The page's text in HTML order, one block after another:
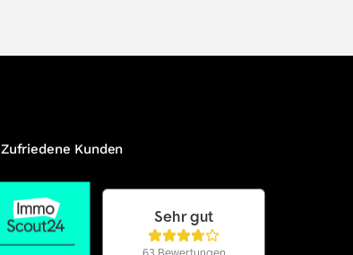
Zufriedene Kunden